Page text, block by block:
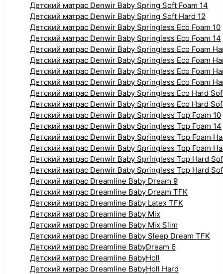
Детский матрас Denwir Baby Spring Soft Foam 14
Детский матрас Denwir Baby Spring Soft Hard 12
Детский матрас Denwir Baby Springless Eco Foam 10
Детский матрас Denwir Baby Springless Eco Foam 14
Детский матрас Denwir Baby Springless Eco Foam
Детский матрас Denwir Baby Springless Eco Foam
Детский матрас Denwir Baby Springless Eco Foam
Детский матрас Denwir Baby Springless Eco Foam
Детский матрас Denwir Baby Springless Eco Hard
Детский матрас Denwir Baby Springless Eco Hard
Детский матрас Denwir Baby Springless Top Foam 10
Детский матрас Denwir Baby Springless Top Foam 14
Детский матрас Denwir Baby Springless Top Foam
Детский матрас Denwir Baby Springless Top Foam
Детский матрас Denwir Baby Springless Top Hard
Детский матрас Denwir Baby Springless Top Hard
Детский матрас Dreamline Baby Dream 9
Детский матрас Dreamline Baby Dream TFK
Детский матрас Dreamline Baby Latex TFK
Детский матрас Dreamline Baby Mix
Детский матрас Dreamline Baby Mix Slim
Детский матрас Dreamline Baby Sleep Dream TFK
Детский матрас Dreamline BabyDream 6
Детский матрас Dreamline BabyHoll
Детский матрас Dreamline BabyHoll Hard